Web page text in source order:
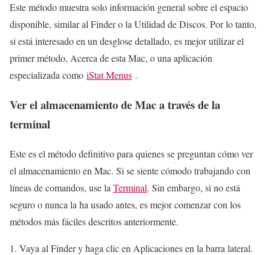
Este método muestra solo información general sobre el espacio
disponible, similar al Finder o la Utilidad de Discos. Por lo tanto,
si está interesado en un desglose detallado, es mejor utilizar el
primer método, Acerca de esta Mac, o una aplicación
especializada como iStat Menus .
Ver el almacenamiento de Mac a través de la
terminal
Este es el método definitivo para quienes se preguntan cómo ver
el almacenamiento en Mac. Si se siente cómodo trabajando con
líneas de comandos, use la Terminal. Sin embargo, si no está
seguro o nunca la ha usado antes, es mejor comenzar con los
métodos más fáciles descritos anteriormente.
Vaya al Finder y haga clic en Aplicaciones en la barra lateral.